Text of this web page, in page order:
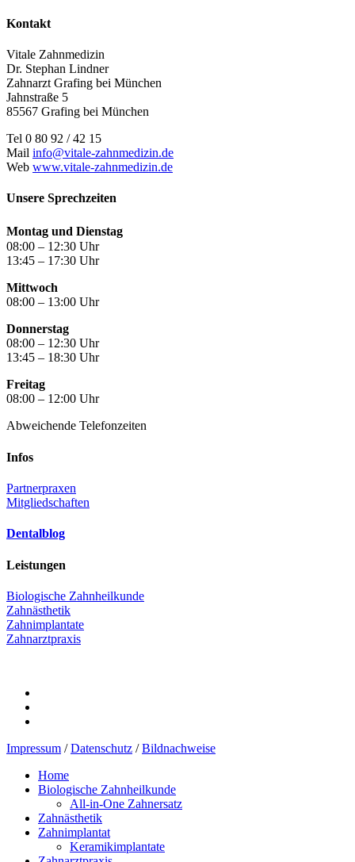
Kontakt
Vitale Zahnmedizin
Dr. Stephan Lindner
Zahnarzt Grafing bei München
Jahnstraße 5
85567 Grafing bei München
Tel 0 80 92 / 42 15
Mail info@vitale-zahnmedizin.de
Web www.vitale-zahnmedizin.de
Unsere Sprechzeiten
Montag und Dienstag
08:00 – 12:30 Uhr
13:45 – 17:30 Uhr
Mittwoch
08:00 – 13:00 Uhr
Donnerstag
08:00 – 12:30 Uhr
13:45 – 18:30 Uhr
Freitag
08:00 – 12:00 Uhr
Abweichende Telefonzeiten
Infos
Partnerpraxen
Mitgliedschaften
Dentalblog
Leistungen
Biologische Zahnheilkunde
Zahnästhetik
Zahnimplantate
Zahnarztpraxis
Impressum /Datenschutz /Bildnachweise
Home
Biologische Zahnheilkunde
All-in-One Zahnersatz
Zahnästhetik
Zahnimplantat
Keramikimplantate